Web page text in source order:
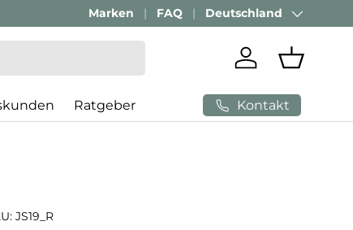
Passenden Bürostuhl finden mitAI-Beratung
Marken FAQ Land/Region
Deutschland
Einloggen
Ratgeber Kontakt
JS19_R